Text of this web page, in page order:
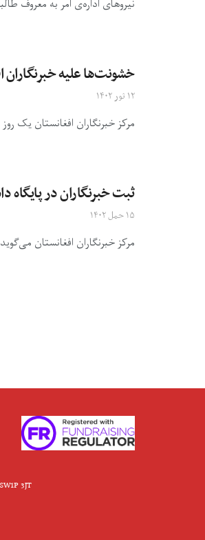
نیروهای اداره‌ی امر به معروف
خشونت‌ها علیه خبرنگاران
۱۲ ثور ۱۴۰۲
مرکز خبرنگاران افغانستان یک
ثبت خبرنگاران در پایگاه
۱۵ حمل ۱۴۰۲
مرکز خبرنگاران افغانستان
3JT